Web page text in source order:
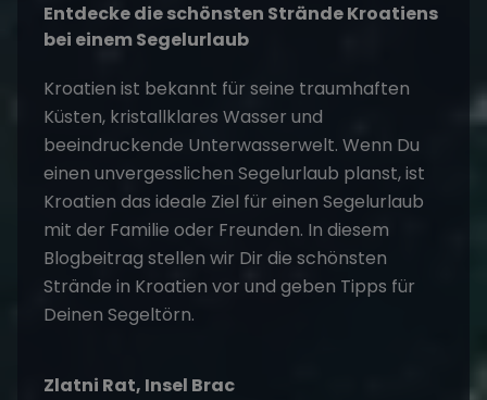
Entdecke die schönsten Strände Kroatiens
bei einemSegelurlaub
Kroatien ist bekannt für seine traumhaften
Küsten, kristallklares Wasser und
beeindruckende Unterwasserwelt. Wenn Du
einen unvergesslichen Segelurlaub planst, ist
Kroatien das ideale Ziel für einen Segelurlaub
mit der Familie oder Freunden. In diesem
Blogbeitrag stellen wir Dir die schönsten
Strände in Kroatien vor und geben Tipps für
Deinen Segeltörn.
Zlatni Rat, Insel Brac